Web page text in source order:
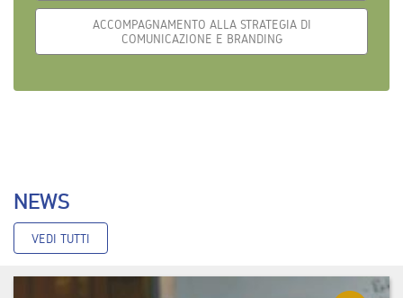
ACCOMPAGNAMENTO ALLA STRATEGIA DI
COMUNICAZIONE E BRANDING
NEWS
VEDI TUTTI